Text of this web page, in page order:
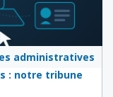
administratives
: notre tribune